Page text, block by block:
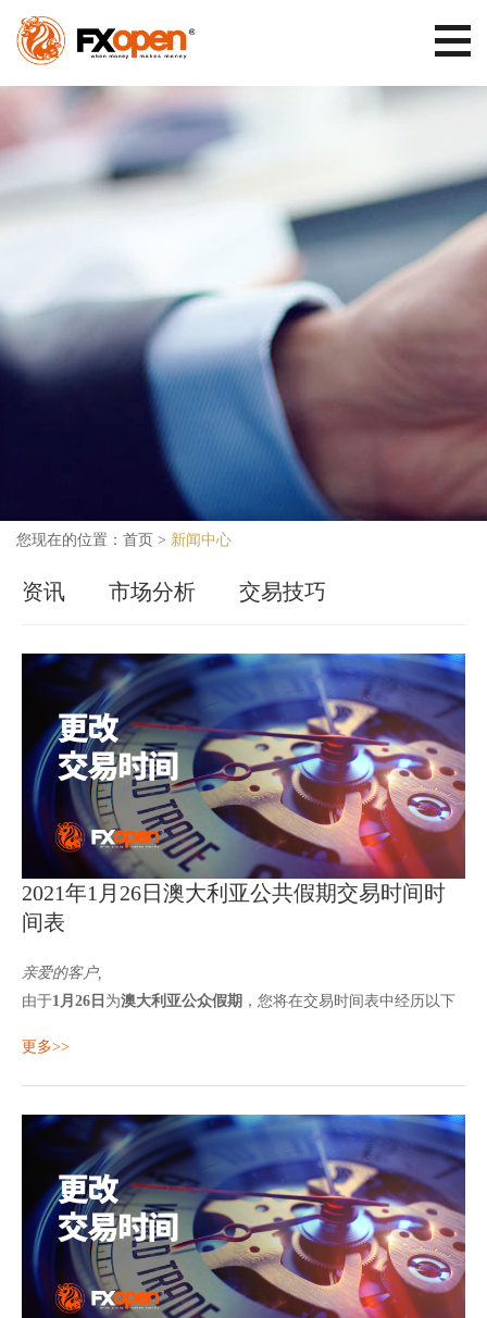
您现在的位置： 首页 > 新闻中心
资讯 市场分析 交易技巧
2021年1月26日澳大利亚公共假期交易时间时
间表
亲爱的客户,
由于1月26日 为澳大利亚公众假期 ，您将在交易时间表中经历以下
1月26日，星期二
指数差价合约:
Australia
更多>>